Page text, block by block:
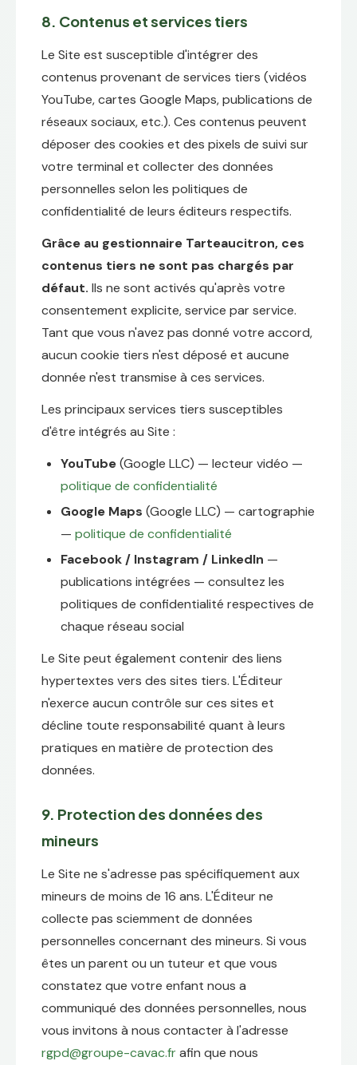
8. Contenus et services tiers
Le Site est susceptible d'intégrer des
contenus provenant de services tiers (vidéos
YouTube, cartes Google Maps, publications de
réseaux sociaux, etc.). Ces contenus peuvent
déposer des cookies et des pixels de suivi sur
votre terminal et collecter des données
personnelles selon les politiques de
confidentialité de leurs éditeurs respectifs.
Grâce au gestionnaire Tarteaucitron, ces
contenus tiers ne sont pas chargés par
défaut. Ils ne sont activés qu'après votre
consentement explicite, service par service.
Tant que vous n'avez pas donné votre accord,
aucun cookie tiers n'est déposé et aucune
donnée n'est transmise à ces services.
Les principaux services tiers susceptibles
d'être intégrés au Site :
YouTube(Google LLC) — lecteur vidéo —
politique de confidentialité
Google Maps (Google LLC) — cartographie
— politique de confidentialité
Facebook / Instagram / LinkedIn —
publications intégrées — consultez les
politiques de confidentialité respectives de
chaque réseau social
Le Site peut également contenir des liens
hypertextes vers des sites tiers. L'Éditeur
n'exerce aucun contrôle sur ces sites et
décline toute responsabilité quant à leurs
pratiques en matière de protection des
données.
9. Protection des données des
mineurs
Le Site ne s'adresse pas spécifiquement aux
mineurs de moins de 16 ans. L'Éditeur ne
collecte pas sciemment de données
personnelles concernant des mineurs. Si vous
êtes un parent ou un tuteur et que vous
constatez que votre enfant nous a
communiqué des données personnelles, nous
vous invitons à nous contacter à l'adresse
rgpd@groupe-cavac.frafin que nous